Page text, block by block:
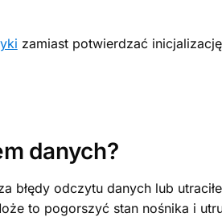
zamiast potwierdzać
danych?
błędy odczytu danych lub
to pogorszyć stan nośnika i